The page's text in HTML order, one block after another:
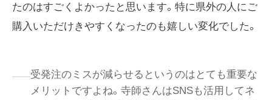
たのはすごくよかったと思います。特に県外の人にご
購入いただけきやすくなったのも嬉しい変化でした。
受発注のミスが減らせるというのはとても重要な
メリットですよね。寺師さんはSNSも活用してネ